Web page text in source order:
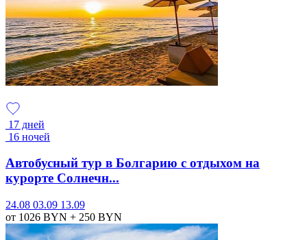
17 дней
16 ночей
Автобусный тур в Болгарию с отдыхом на
курорте Солнечн...
24.08 03.09 13.09
от 1026 BYN + 250 BYN